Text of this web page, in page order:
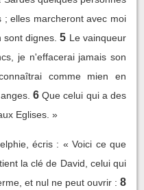
elles marcheront avec moi
dignes. 5 Le vainqueur
je n'effacerai jamais son
comme mien en
6 Que celui qui a des
Eglises. »
écris : « Voici ce que
la clé de David, celui qui
et nul ne peut ouvrir : 8